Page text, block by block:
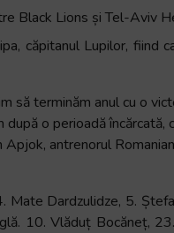
Black Lions și Tel-Aviv
căpitanul Lupilor, fiind
să terminăm anul cu o
o perioadă încărcată,
antrenorul
Mate ⁠Dardzulidze, 5.
10. Vlăduț Bocăneț,